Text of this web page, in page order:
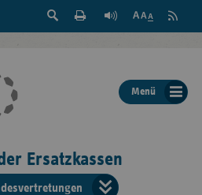
Suche
der
Seite
Feed
Menü
Ersatzkassen